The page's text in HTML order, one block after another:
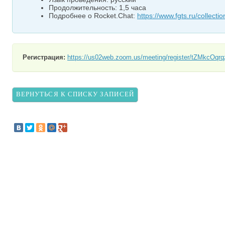
Продолжительность: 1,5 часа
Подробнее о Rocket.Chat: https://www.fgts.ru/
Регистрация: https://us02web.zoom.us/meeting/register/
ВЕРНУТЬСЯ К СПИСКУ ЗАПИСЕЙ